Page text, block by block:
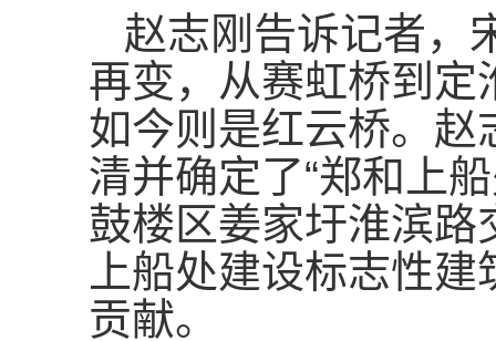
赵志刚告诉记者，
再变，从赛虹桥到
如今则是红云桥。
清并确定了“郑和上
鼓楼区姜家圩淮滨
上船处建设标志性
贡献。